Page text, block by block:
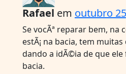
Rafael em outubro
Se vocÃª reparar bem, na
estÃ¡ na bacia, tem
dando a idÃ©ia de que
bacia.